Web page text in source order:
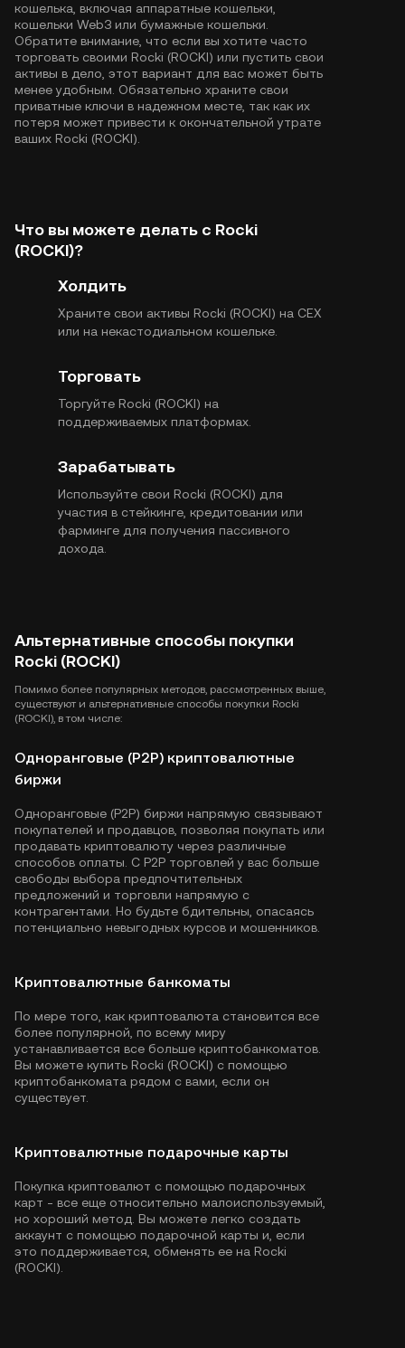
кошелька, включая аппаратные кошельки,
кошельки Web3 или бумажные кошельки.
Обратите внимание, что если вы хотите часто
торговать своими Rocki (ROCKI) или пустить свои
активы в дело, этот вариант для вас может быть
менее удобным. Обязательно храните свои
приватные ключи в надежном месте, так как их
потеря может привести к окончательной утрате
ваших Rocki (ROCKI).
Что вы можете делать с Rocki
(ROCKI)?
Холдить
Храните свои активы Rocki (ROCKI) на CEX
или на некастодиальном кошельке.
Торговать
Торгуйте Rocki (ROCKI) на
поддерживаемых платформах.
Зарабатывать
Используйте свои Rocki (ROCKI) для
участия в стейкинге, кредитовании или
фарминге для получения пассивного
дохода.
Альтернативные способы покупки
Rocki (ROCKI)
Помимо более популярных методов, рассмотренных выше,
существуют и альтернативные способы покупки Rocki
(ROCKI), в том числе:
Одноранговые (P2P) криптовалютные
биржи
Одноранговые (P2P) биржи напрямую связывают
покупателей и продавцов, позволяя покупать или
продавать криптовалюту через различные
способов оплаты. С P2P торговлей у вас больше
свободы выбора предпочтительных
предложений и торговли напрямую с
контрагентами. Но будьте бдительны, опасаясь
потенциально невыгодных курсов и мошенников.
Криптовалютные банкоматы
По мере того, как криптовалюта становится все
более популярной, по всему миру
устанавливается все больше криптобанкоматов.
Вы можете купить Rocki (ROCKI) с помощью
криптобанкомата рядом с вами, если он
существует.
Криптовалютные подарочные карты
Покупка криптовалют с помощью подарочных
карт - все еще относительно малоиспользуемый,
но хороший метод. Вы можете легко создать
аккаунт с помощью подарочной карты и, если
это поддерживается, обменять ее на Rocki
(ROCKI).